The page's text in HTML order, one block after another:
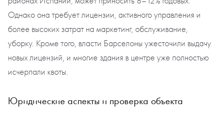
Однако она требует лицензии, активного управления и
более высоких затрат на маркетинг, обслуживание,
уборку. Кроме того, власти Барселоны ужесточили выдачу
новых лицензий, и многие здания в центре уже полностью
исчерпали квоты.
Юридические аспекты и проверка объекта